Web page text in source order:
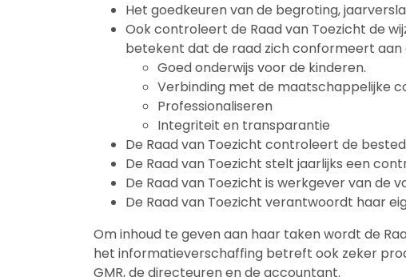
Het goedkeuren van de begroting,
Ook controleert de Raad van Toezicht de
betekent dat de raad zich conformeert aan
Goed onderwijs voor de kinderen.
Verbinding met de maatschappelijke
Professionaliseren
Integriteit en transparantie
De Raad van Toezicht controleert de
De Raad van Toezicht stelt jaarlijks een
De Raad van Toezicht is werkgever van de
De Raad van Toezicht verantwoordt haar
Om inhoud te geven aan haar taken wordt de
het informatieverschaffing betreft ook zeker
GMR, de directeuren en de accountant.